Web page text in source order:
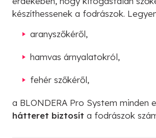
készíthessenek a fodrászok.
aranyszőkéről,
hamvas árnyalatokról,
fehér szőkéről,
a BLONDERA Pro System minden
hátteret biztosít a fodrászok